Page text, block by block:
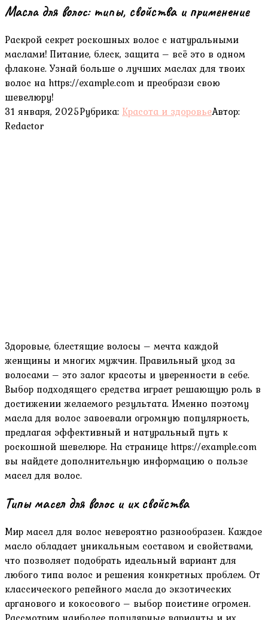
Масла для волос: типы, свойства и применение
Раскрой секрет роскошных волос с натуральными
маслами! Питание, блеск, защита – всё это в одном
флаконе. Узнай больше о лучших маслах для твоих
волос на https://example.com и преобрази свою
шевелюру!
31 января, 2025Рубрика: Красота и здоровьеАвтор:
Redactor
Здоровые‚ блестящие волосы – мечта каждой
женщины и многих мужчин. Правильный уход за
волосами – это залог красоты и уверенности в себе.
Выбор подходящего средства играет решающую роль в
достижении желаемого результата. Именно поэтому
масла для волос завоевали огромную популярность‚
предлагая эффективный и натуральный путь к
роскошной шевелюре. На странице https://example.com
вы найдете дополнительную информацию о пользе
масел для волос.
Типы масел для волос и их свойства
Мир масел для волос невероятно разнообразен. Каждое
масло обладает уникальным составом и свойствами‚
что позволяет подобрать идеальный вариант для
любого типа волос и решения конкретных проблем. От
классического репейного масла до экзотических
арганового и кокосового – выбор поистине огромен.